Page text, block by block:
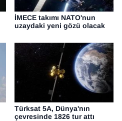
İMECE takımı NATO'nun
uzaydaki yeni gözü olacak
Türksat 5A, Dünya'nın
çevresinde 1826 tur attı